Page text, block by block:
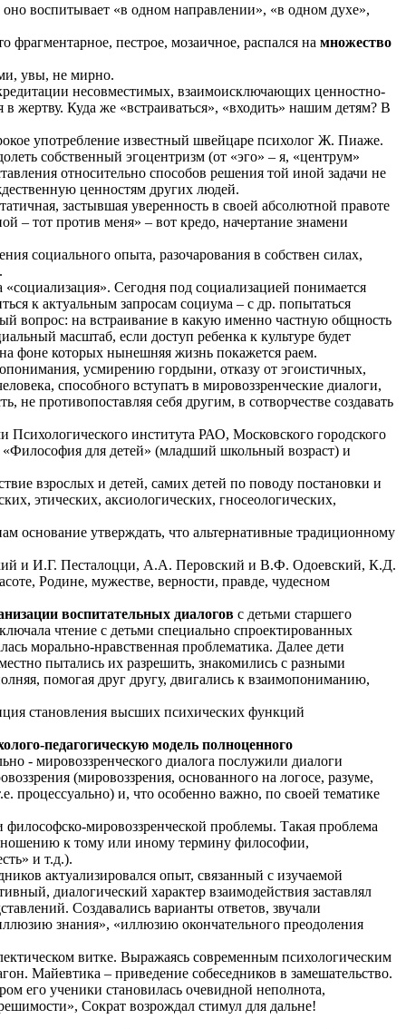
воспитывает «в одном направлении», «в одном духе»,
фрагментарное, пестрое, мозаичное, распался на множество
увы, не мирно.
несовместимых, взаимоисключающих ценностно-
жертву. Куда же «встраиваться», «входить» нашим детям? В
употребление известный швейцаре психолог Ж. Пиаже.
собственный эгоцентризм (от «эго» – я, «центрум»
относительно способов решения той иной задачи не
ценностям других людей.
застывшая уверенность в своей абсолютной правоте
– тот против меня» – вот кредо, начертание знамени
социального опыта, разочарования в собствен силах,
Сегодня под социализацией понимается
к актуальным запросам социума – с др. попытаться
вопрос: на встраивание в какую именно частную общность
масштаб, если доступ ребенка к культуре будет
фоне которых нынешняя жизнь покажется раем.
усмирению гордыни, отказу от эгоистичных,
способного вступатъ в мировоззренческие диалоги,
противопоставляя себя другим, в сотворчестве создавать
Психологического института РАО, Московского городского
для детей» (младший школьный возраст) и
взрослых и детей, самих детей по поводу постановки и
этических, аксиологических, гносеологических,
основание утверждать, что альтернативные традиционному
и И.Г. Песталоцци, А.А. Перовский и В.Ф. Одоевский, К.Д.
Родине, мужестве, верности, правде, чудесном
воспитательных диалогов с детьми старшего
чтение с детьми специально спроектированных
морально-нравственная проблематика. Далее дети
пытались их разрешить, знакомились с разными
помогая друг другу, двигались к взаимопониманию,
становления высших психических функций
педагогическую модель полноценного
- мировоззренческого диалога послужили диалоги
(мировоззрения, основанного на логосе, разуме,
процессуально) и, что особенно важно, по своей тематике
философско-мировоззренческой проблемы. Такая проблема
к тому или иному термину философии,
и т.д.).
актуализировался опыт, связанный с изучаемой
диалогический характер взаимодействия заставлял
Создавались варианты ответов, звучали
знания», «иллюзию окончательного преодоления
витке. Выражаясь современным психологическим
Майевтика – приведение собеседников в замешательство.
его ученики становилась очевидной неполнота,
Сократ возрождал стимул для дальне!